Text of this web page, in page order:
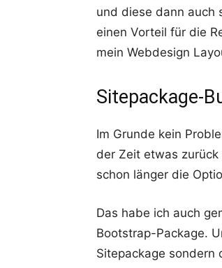
und diese dann auch
einen Vorteil für die
mein Webdesign
Sitepackage-
Im Grunde kein
der Zeit etwas
schon länger die
Das habe ich auch
Bootstrap-Package.
Sitepackage sondern